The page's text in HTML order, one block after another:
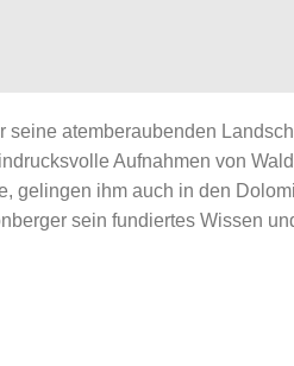
atemberaubenden
Aufnahmen von
ihm auch in den
sein fundiertes Wissen